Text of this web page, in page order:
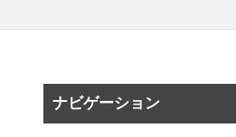
ナビゲーション